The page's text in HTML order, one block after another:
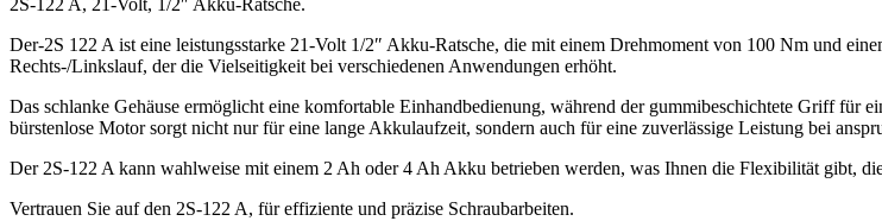
Der-2S 122 A ist eine leistungsstarke 21-Volt 1/2″ Akku-Ratsche, die mit einem Drehmoment von 100 Nm und
Rechts-/Linkslauf, der die Vielseitigkeit bei verschiedenen Anwendungen erhöht.
Das schlanke Gehäuse ermöglicht eine komfortable Einhandbedienung, während der gummibeschichtete Griff für
bürstenlose Motor sorgt nicht nur für eine lange Akkulaufzeit, sondern auch für eine zuverlässige Leistung bei
Der 2S-122 A kann wahlweise mit einem 2 Ah oder 4 Ah Akku betrieben werden, was Ihnen die Flexibilität gibt,
Vertrauen Sie auf den 2S-122 A, für effiziente und präzise Schraubarbeiten.